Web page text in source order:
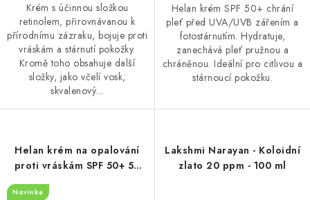
Krém s účinnou složkou
retinolem, přirovnávanou k
přírodnímu zázraku, bojuje proti
vráskám a stárnutí pokožky.
Kromě toho obsahuje další
složky, jako včelí vosk,
skvalenový...
Helan krém SPF 50+ chrání
pleť před UVA/UVB zářením a
fotostárnutím. Hydratuje,
zanechává pleť pružnou a
chráněnou. Ideální pro citlivou a
stárnoucí pokožku.
Helan krém na opalování
proti vráskám SPF 50+ 50
Novinka
Lakshmi Narayan - Koloidní
zlato 20 ppm - 100 ml